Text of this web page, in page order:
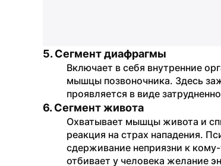
5. Сегмент диафрагмы
Включает в себя внутренние
мышцы позвоночника. Здесь
проявляется в виде
6. Сегмент живота
Охватывает мышцы живота и
реакция на страх нападения.
сдерживание неприязни к
отбивает у человека желание